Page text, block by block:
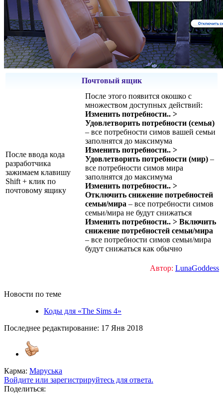
Почтовый ящик
После ввода кода
разработчика
зажимаем клавишу
Shift + клик по
почтовому ящику
После этого появится окошко с
множеством доступных действий:
Изменить потребности.. >
Удовлетворить потребности (семья)
– все потребности симов вашей семьи
заполнятся до максимума
Изменить потребности.. >
Удовлетворить потребности (мир) –
все потребности симов мира
заполнятся до максимума
Изменить потребности.. >
Отключить снижение потребностей
семьи/мира – все потребности симов
семьи/мира не будут снижаться
Изменить потребности.. > Включить
снижение потребностей семьи/мира
– все потребности симов семьи/мира
будут снижаться как обычно
Автор: LunaGoddess
Новости по теме
Коды для «The Sims 4»
Последнее редактирование: 17 Янв 2018
Карма: Маруська
Войдите или зарегистрируйтесь для ответа.
Поделиться: